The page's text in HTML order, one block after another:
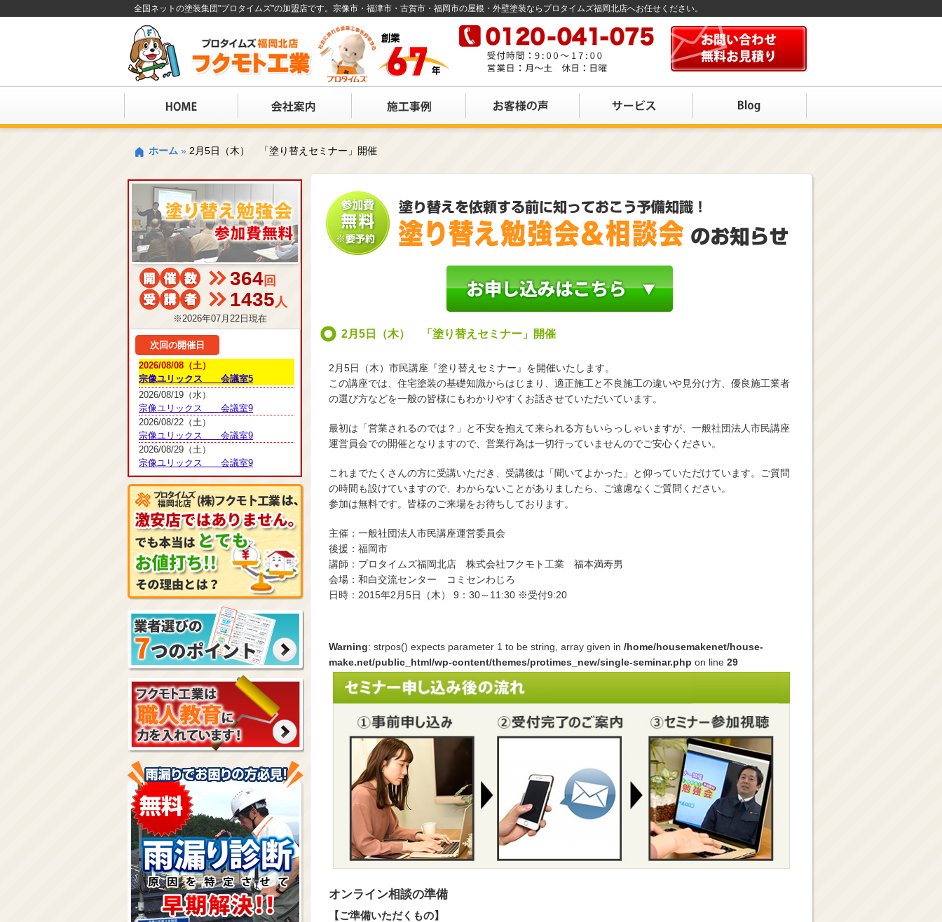
全国ネットの塗装集団"プロタイムズ"の加盟店です。宗像市・福津市・古賀市・福岡市の屋根・外壁塗装ならプロタイムズ福岡北店へお任せください。
ホーム » 2月5日（木） 「塗り替えセミナー」開催
2月5日（木） 「塗り替えセミナー」開催
2月5日（木）市民講座『塗り替えセミナー』を開催いたします。
この講座では、住宅塗装の基礎知識からはじまり、適正施工と不良施工の違いや見分け方、優良施工業者
の選び方などを一般の皆様にもわかりやすくお話させていただいています。
最初は「営業されるのでは？」と不安を抱えて来られる方もいらっしゃいますが、一般社団法人市民講座
運営員会での開催となりますので、営業行為は一切行っていませんのでご安心ください。
これまでたくさんの方に受講いただき、受講後は「聞いてよかった」と仰っていただけています。ご質問
の時間も設けていますので、わからないことがありましたら、ご遠慮なくご質問ください。
参加は無料です。皆様のご来場をお待ちしております。
主催：一般社団法人市民講座運営委員会
後援：福岡市
講師：プロタイムズ福岡北店 株式会社フクモト工業 福本満寿男
会場：和白交流センター コミセンわじろ
日時：2015年2月5日（木） 9：30～11:30 ※受付9:20
Warning: strpos() expects parameter 1 to be string, array given in /home/housemakenet/house-
make.net/public_html/wp-content/themes/protimes_new/single-seminar.php on line 29
オンライン相談の準備
【ご準備いただくもの】
364回
1435人
※2026年07月22日現在
次回の開催日
2026/08/08（土）
宗像ユリックス 会議室5
2026/08/19（水）
宗像ユリックス 会議室9
2026/08/22（土）
宗像ユリックス 会議室9
2026/08/29（土）
宗像ユリックス 会議室9